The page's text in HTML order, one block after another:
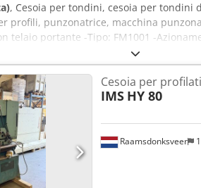
, Cesoia per tondini, cesoia per tondini
profili, punzonatrice, macchina
telaio portante -Tipo: FM1001 -
100 mm -Dimensioni: 1160/500/
Raamsdonksveer
Cesoia per profilati
IMS HY 80